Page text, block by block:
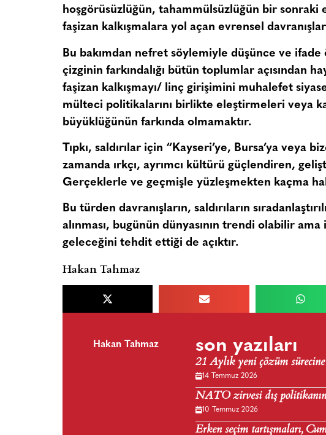
hoşgörüsüzlüğün, tahammülsüzlüğün bir
faşizan kalkışmalara yol açan evrensel
Bu bakımdan nefret söylemiyle düşünce ve ifade
çizginin farkındalığı bütün toplumlar açısından
faşizan kalkışmayı/ linç girişimini muhalefet
mülteci politikalarını birlikte eleştirmeleri veya
büyüklüğünün farkında olmamaktır.
Tıpkı, saldırılar için “Kayseri’ye, Bursa’ya veya
zamanda ırkçı, ayrımcı kültürü güçlendiren,
Gerçeklerle ve geçmişle yüzleşmekten kaçma
Bu türden davranışların, saldırıların
alınması, bugünün dünyasının trendi olabilir ama
geleceğini tehdit ettiği de açıktır.
Hakan Tahmaz
Hakan Tahmaz son yazıları
21 Aylık yeni çözüm
14 Temmuz 2026
NATO zirvesi dış
10 Temmuz 2026
Erken seçim tartışmaları,